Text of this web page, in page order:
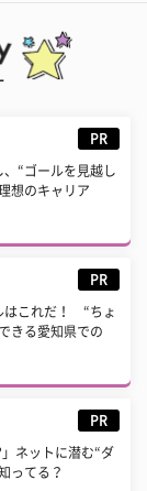
PR
“ゴールを見越し
想のキャリア
PR
はこれだ！ “ちょ
きる愛知県での
PR
」ネットに潜む“ダ
ってる？